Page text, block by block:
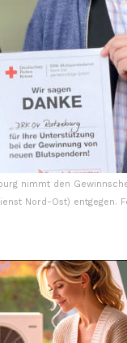
nimmt den
Nord-Ost) entgegen.